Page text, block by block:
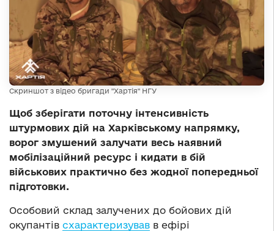
Скриншот з відео бригади "Хартія" НГУ
Щоб зберігати поточну інтенсивність
штурмових дій на Харківському напрямку,
ворог змушений залучати весь наявний
мобілізаційний ресурс і кидати в бій
військових практично без жодної попередньої
підготовки.
Особовий склад залучених до бойових дій
окупантів схарактеризував в ефірі